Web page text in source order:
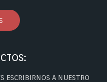
ESCRIBIRNOS A NUESTRO